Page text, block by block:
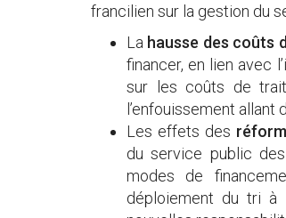
francilien sur la gestion du
La hausse des coûts
financer, en lien avec
sur les coûts de
l’enfouissement allant
Les effets des
du service public
modes de
déploiement du tri à